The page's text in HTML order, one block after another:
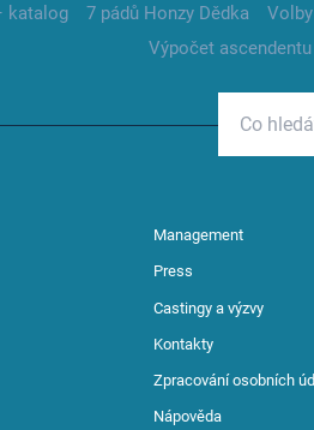
katalog
7 pádů Honzy Dědka
Výpočet ascendentu
Management
Press
Castingy a výzvy
Kontakty
Zpracování osobních
Nápověda